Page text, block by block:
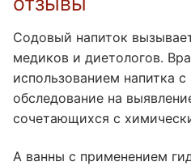
Содовый напиток
медиков и диетологов.
использованием напитка
обследование на
сочетающихся с
А ванны с применением